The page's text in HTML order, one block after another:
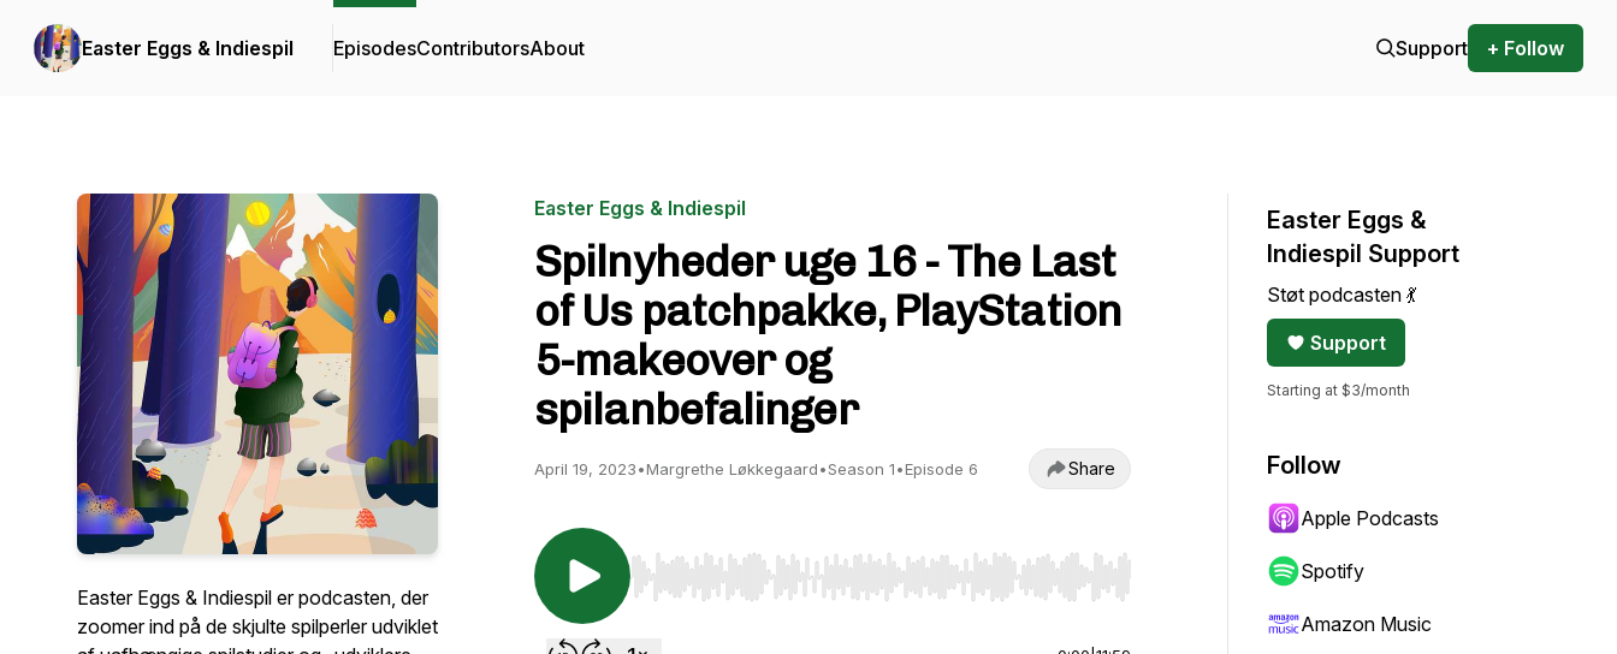
Easter Eggs & Indiespil EpisodesContributorsAbout Support + Follow
Easter Eggs & Indiespil er podcasten, der
zoomer ind på de skjulte spilperler udviklet
Easter Eggs & Indiespil
Spilnyheder uge 16 - The Last
of Us patchpakke, PlayStation
5-makeover og
spilanbefalinger
April 19, 2023•Margrethe Løkkegaard•Season 1•Episode 6 Share
Use Left/Right to seek, Home/End to jump to start or end. Hold shift to jump forward or backward.
Easter Eggs &
Indiespil Support
Støt podcasten 💃
Support
Starting at $3/month
Follow
Apple Podcasts
Spotify
Amazon Music